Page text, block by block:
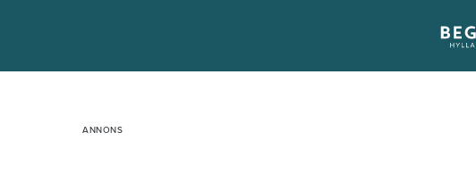
innehåll